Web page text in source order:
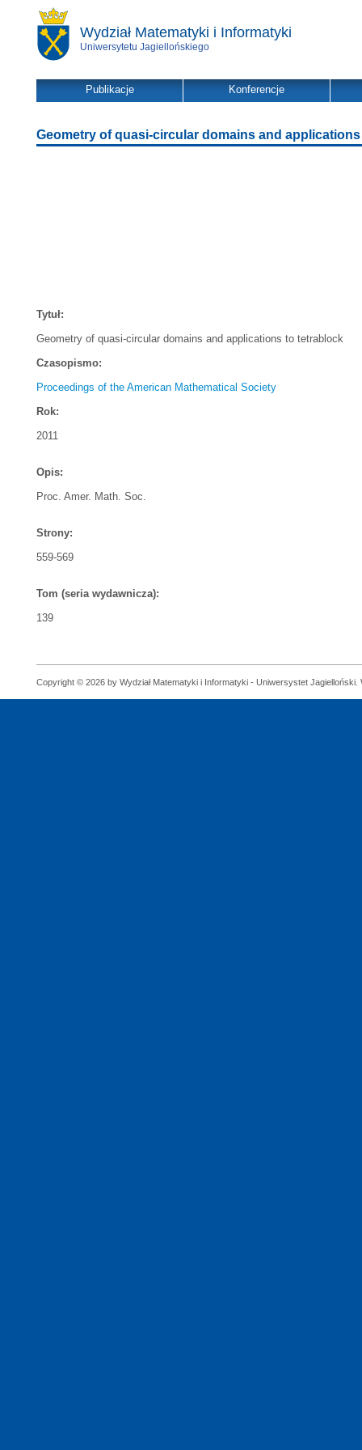
Wydział Matematyki i Informatyki
Uniwersytetu Jagiellońskiego
Publikacje Konferencje
Geometry of quasi-circular domains and
Tytuł:
Geometry of quasi-circular domains and applications to tetrablock
Czasopismo:
Proceedings of the American Mathematical Society
Rok:
2011
Opis:
Proc. Amer. Math. Soc.
Strony:
559-569
Tom (seria wydawnicza):
139
Copyright © 2026 by Wydział Matematyki i Informatyki - Uniwersystet